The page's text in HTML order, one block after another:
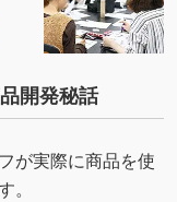
開発秘話
が実際に商品を使